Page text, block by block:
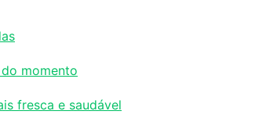
momento
fresca e saudável